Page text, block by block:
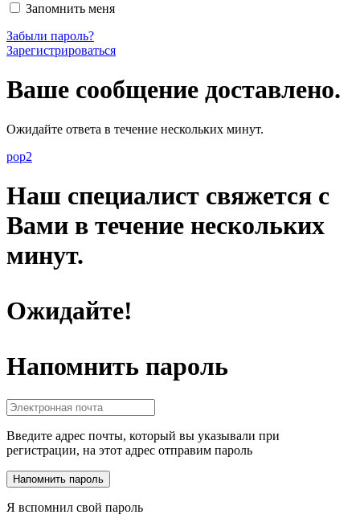
Запомнить меня
Забыли пароль?
Зарегистрироваться
Ваше сообщение доставлено.
Ожидайте ответа в течение нескольких минут.
pop2
Наш специалист свяжется с
Вами в течение нескольких
минут.
Ожидайте!
Напомнить пароль
Введите адрес почты, который вы указывали при
регистрации, на этот адрес отправим пароль
Я вспомнил свой пароль